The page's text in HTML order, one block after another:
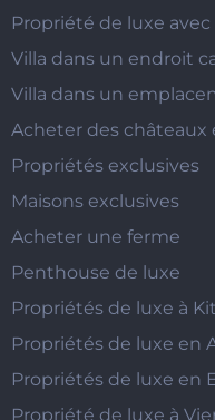
Propriété de luxe avec
Villa dans un endroit
Villa dans un
Acheter des châteaux
Propriétés exclusives
Maisons exclusives
Acheter une ferme
Penthouse de luxe
Propriétés de luxe à
Propriétés de luxe en
Propriétés de luxe en
Propriété de luxe à